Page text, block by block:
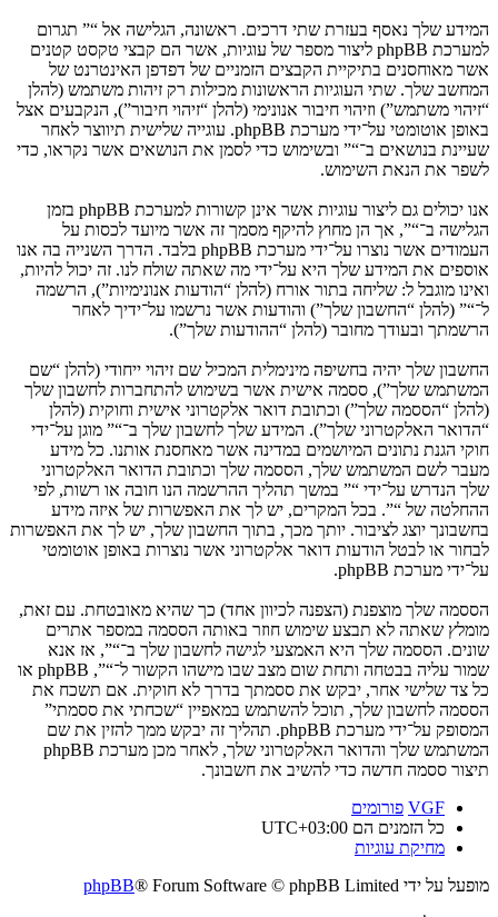
המידע שלך נאסף בעזרת שתי דרכים. ראשונה, הגלישה אל “” תגרום
למערכת phpBB ליצור מספר של עוגיות, אשר הם קבצי טקסט קטנים
אשר מאוחסנים בתיקיית הקבצים הזמניים של דפדפן האינטרנט של
המחשב שלך. שתי העוגיות הראשונות מכילות רק זיהות משתמש (להלן
“זיהוי משתמש”) וזיהוי חיבור אנונימי (להלן “זיהוי חיבור”), הנקבעים אצל
באופן אוטומטי על־ידי מערכת phpBB. עוגייה שלישית תיווצר לאחר
שעיינת בנושאים ב־“” ובשימוש כדי לסמן את הנושאים אשר נקראו, כדי
לשפר את הנאת השימוש.
אנו יכולים גם ליצור עוגיות אשר אינן קשורות למערכת phpBB בזמן
הגלישה ב־“”, אך הן מחוץ להיקף מסמך זה אשר מיועד לכסות על
העמודים אשר נוצרו על־ידי מערכת phpBB בלבד. הדרך השנייה בה אנו
אוספים את המידע שלך היא על־ידי מה שאתה שולח לנו. זה יכול להיות,
ואינו מוגבל ל: שליחה בתור אורח (להלן “הודעות אנונימיות”), הרשמה
ל־“” (להלן “החשבון שלך”) והודעות אשר נרשמו על־ידיך לאחר
הרשמתך ובעודך מחובר (להלן “ההודעות שלך”).
החשבון שלך יהיה בחשיפה מינימלית המכיל שם זיהוי ייחודי (להלן “שם
המשתמש שלך”), ססמה אישית אשר בשימוש להתחברות לחשבון שלך
(להלן “הססמה שלך”) וכתובת דואר אלקטרוני אישית וחוקית (להלן
“הדואר האלקטרוני שלך”). המידע שלך לחשבון שלך ב־“” מוגן על־ידי
חוקי הגנת נתונים המיושמים במדינה אשר מאחסנת אותנו. כל מידע
מעבר לשם המשתמש שלך, הססמה שלך וכתובת הדואר האלקטרוני
שלך הנדרש על־ידי “” במשך תהליך ההרשמה הנו חובה או רשות, לפי
ההחלטה של “”. בכל המקרים, יש לך את האפשרות של איזה מידע
בחשבונך יוצג לציבור. יותך מכך, בתוך החשבון שלך, יש לך את האפשרות
לבחור או לבטל הודעות דואר אלקטרוני אשר נוצרות באופן אוטומטי
על־ידי מערכת phpBB.
הססמה שלך מוצפנת (הצפנה לכיוון אחד) כך שהיא מאובטחת. עם זאת,
מומלץ שאתה לא תבצע שימוש חוזר באותה הססמה במספר אתרים
שונים. הססמה שלך היא האמצעי לגישה לחשבון שלך ב־“”, אז אנא
שמור עליה בבטחה ותחת שום מצב שבו מישהו הקשור ל־“”, phpBB או
כל צד שלישי אחר, יבקש את ססמתך בדרך לא חוקית. אם תשכח את
הססמה לחשבון שלך, תוכל להשתמש במאפיין “שכחתי את ססמתי”
המסופק על־ידי מערכת phpBB. תהליך זה יבקש ממך להזין את שם
המשתמש שלך והדואר האלקטרוני שלך, לאחר מכן מערכת phpBB
תיצור ססמה חדשה כדי להשיב את חשבונך.
VGF פורומים
כל הזמנים הם UTC+03:00
מחיקת עוגיות
מופעל על ידי
phpBB® Forum Software © phpBB Limited